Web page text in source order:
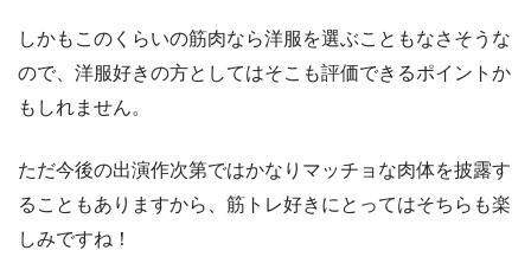
しかもこのくらいの筋肉なら洋服を選ぶこともなさそうな
ので、洋服好きの方としてはそこも評価できるポイントか
もしれません。
ただ今後の出演作次第ではかなりマッチョな肉体を披露す
ることもありますから、筋トレ好きにとってはそちらも楽
しみですね！